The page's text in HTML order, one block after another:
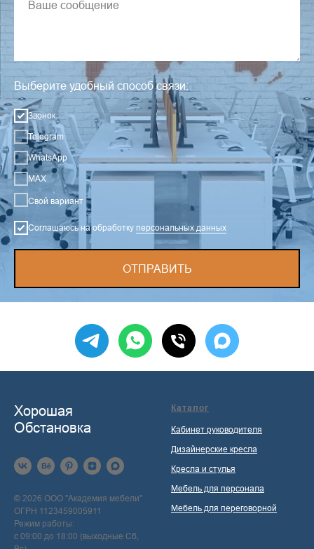
Выберите удобный способ связи:
Звонок
Telegram
WhatsApp
MAX
Свой вариант
Соглашаюсь на обработку персональных данных
ОТПРАВИТЬ
Хорошая
Обстановка
© 2026 ООО "Академия мебели"
ОГРН 1123459005911
Режим работы:
с 09:00 до 18:00 (выходные Сб,
Каталог
Кабинет руководителя
Дизайнерские кресла
Кресла и стулья
Мебель для персонала
Мебель для переговорной